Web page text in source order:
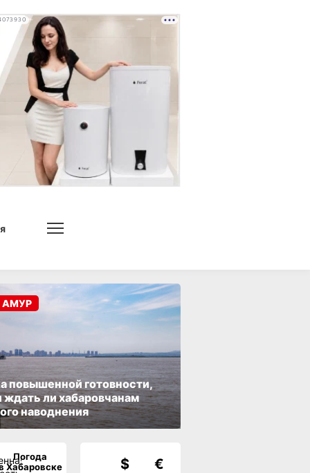
повышенной готовности,
ждать ли хабаровчанам
наводнения
АМУР
Погода
Хабаровске
$ €